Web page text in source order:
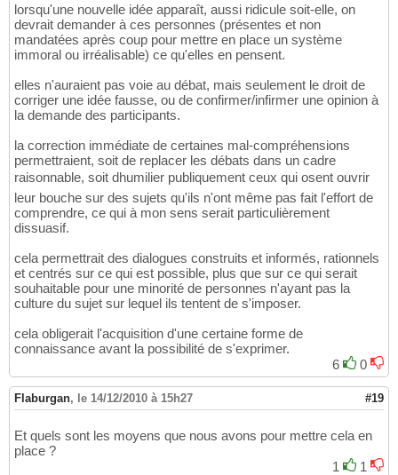
lorsqu'une nouvelle idée apparaît, aussi ridicule soit-elle, on
devrait demander à ces personnes (présentes et non
mandatées après coup pour mettre en place un système
immoral ou irréalisable) ce qu'elles en pensent.
elles n'auraient pas voie au débat, mais seulement le droit de
corriger une idée fausse, ou de confirmer/infirmer une opinion à
la demande des participants.
la correction immédiate de certaines mal-compréhensions
permettraient, soit de replacer les débats dans un cadre
raisonnable, soit dhumilier publiquement ceux qui osent ouvrir
leur bouche sur des sujets qu'ils n'ont même pas fait l'effort de
comprendre, ce qui à mon sens serait particulièrement
dissuasif.
cela permettrait des dialogues construits et informés, rationnels
et centrés sur ce qui est possible, plus que sur ce qui serait
souhaitable pour une minorité de personnes n'ayant pas la
culture du sujet sur lequel ils tentent de s'imposer.
cela obligerait l'acquisition d'une certaine forme de
connaissance avant la possibilité de s'exprimer.
6
0
Flaburgan, le 14/12/2010 à 15h27 #19
Et quels sont les moyens que nous avons pour mettre cela en
place ?
1
1